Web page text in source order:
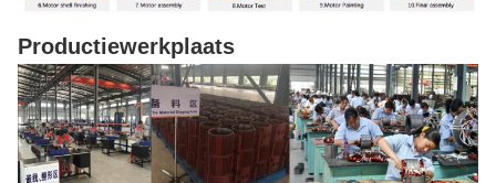
Productiewerkplaats